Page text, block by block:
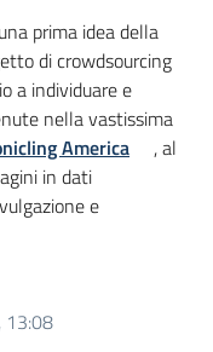
prima idea della
di crowdsourcing
a individuare e
nella vastissima
America
, al
in dati
e